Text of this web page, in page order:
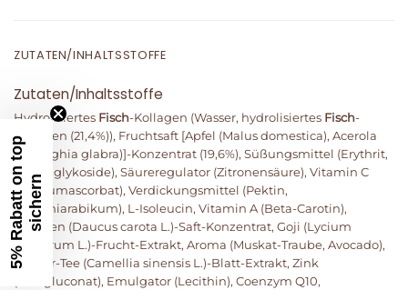
ZUTATEN/INHALTSSTOFFE
Zutaten/Inhaltsstoffe
Hydrolisiertes Fisch-Kollagen (Wasser, hydrolisiertes Fisch-
Kollagen (21,4%)), Fruchtsaft [Apfel (Malus domestica), Acerola
(Malpighia glabra)]-Konzentrat (19,6%), Süßungsmittel (Erythrit,
Steviolglykoside), Säureregulator (Zitronensäure), Vitamin C
(Natriumascorbat), Verdickungsmittel (Pektin,
Gummiarabikum), L-Isoleucin, Vitamin A (Beta-Carotin),
Karotten (Daucus carota L.)-Saft-Konzentrat, Goji (Lycium
barbarum L.)-Frucht-Extrakt, Aroma (Muskat-Traube, Avocado),
Grüner-Tee (Camellia sinensis L.)-Blatt-Extrakt, Zink
(Zinkgluconat), Emulgator (Lecithin), Coenzym Q10,
5
%
R
a
b
a
t
t
o
n
t
o
p
s
i
c
h
e
rn